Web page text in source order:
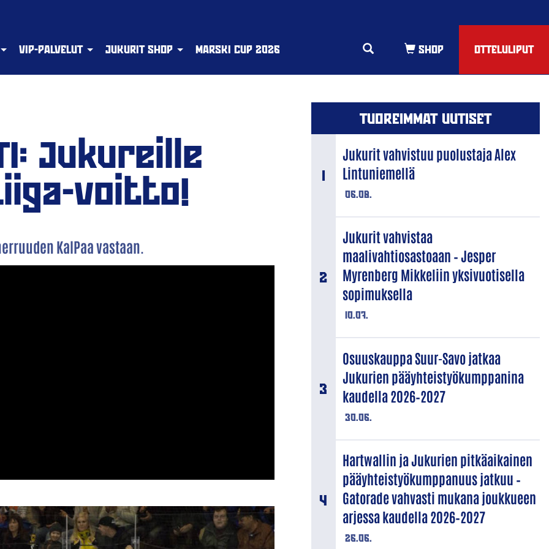
OTTELULIPUT
VIP-PALVELUT JUKURIT SHOP MARSKI CUP 2026
Jukureille
voitto!
KalPaa vastaan.
TUOREIMMAT UUTISET
06.08.
Jukurit vahvistuu puolustaja Alex
Lintuniemellä
10.07.
Jukurit vahvistaa
maalivahtiosastoaan – Jesper
Myrenberg Mikkeliin yksivuotisella
sopimuksella
30.06.
Osuuskauppa Suur-Savo jatkaa
Jukurien pääyhteistyökumppanina
kaudella 2026–2027
26.06.
Hartwallin ja Jukurien pitkäaikainen
pääyhteistyökumppanuus jatkuu –
Gatorade vahvasti mukana joukkueen
arjessa kaudella 2026–2027